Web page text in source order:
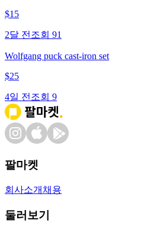
$15
2달 전 조회 91
Wolfgang puck cast-iron set
$25
4일 전 조회 9
팔마켓
회사소개 채용
둘러보기